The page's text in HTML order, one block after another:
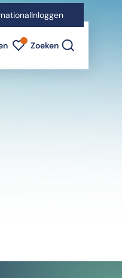
Inloggen
Favorieten indicator
Zoeken